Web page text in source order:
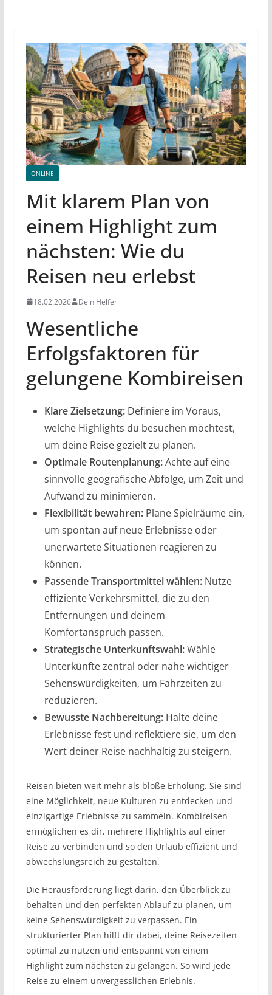
ONLINE
Mit klarem Plan von
einem Highlight zum
nächsten: Wie du
Reisen neu erlebst
18.02.2026 Dein Helfer
Wesentliche
Erfolgsfaktoren für
gelungene Kombireisen
Klare Zielsetzung:Definiere im Voraus,
welche Highlights du besuchen möchtest,
um deine Reise gezielt zu planen.
Optimale Routenplanung:Achte auf eine
sinnvolle geografische Abfolge, um Zeit und
Aufwand zu minimieren.
Flexibilität bewahren:Plane Spielräume ein,
um spontan auf neue Erlebnisse oder
unerwartete Situationen reagieren zu
können.
Passende Transportmittel wählen:Nutze
effiziente Verkehrsmittel, die zu den
Entfernungen und deinem
Komfortanspruch passen.
Strategische Unterkunftswahl:Wähle
Unterkünfte zentral oder nahe wichtiger
Sehenswürdigkeiten, um Fahrzeiten zu
reduzieren.
Bewusste Nachbereitung:Halte deine
Erlebnisse fest und reflektiere sie, um den
Wert deiner Reise nachhaltig zu steigern.
Reisen bieten weit mehr als bloße Erholung. Sie sind
eine Möglichkeit, neue Kulturen zu entdecken und
einzigartige Erlebnisse zu sammeln. Kombireisen
ermöglichen es dir, mehrere Highlights auf einer
Reise zu verbinden und so den Urlaub effizient und
abwechslungsreich zu gestalten.
Die Herausforderung liegt darin, den Überblick zu
behalten und den perfekten Ablauf zu planen, um
keine Sehenswürdigkeit zu verpassen. Ein
strukturierter Plan hilft dir dabei, deine Reisezeiten
optimal zu nutzen und entspannt von einem
Highlight zum nächsten zu gelangen. So wird jede
Reise zu einem unvergesslichen Erlebnis.